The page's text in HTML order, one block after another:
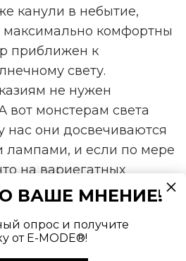
канули в небытие,
комфортны
приближен к
свету.
не нужен
вот монстерам света
нас они досвечиваются
и если по мере
на вариегатных
тёмные пятнышки,
и нужно ставить
или более мощные
ВАШЕ МНЕНИЕ!
опрос и получите
от E-MODE®!